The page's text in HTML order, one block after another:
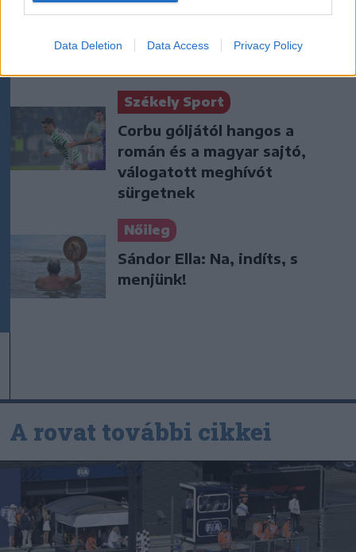
Data Deletion Data Access Privacy Policy
Életét vesztette két halász,
akiket villámcsapás ért a
Székely Sport
Corbu góljától hangos a
román és a magyar sajtó,
válogatott meghívót
sürgetnek
Nőileg
Sándor Ella: Na, indíts, s
menjünk!
A rovat további cikkei